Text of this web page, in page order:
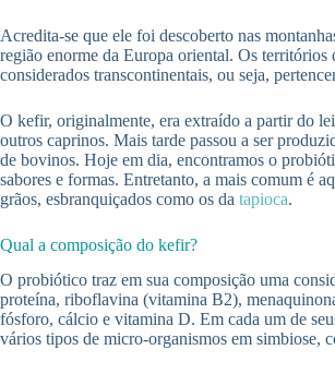
Acredita-se que ele foi descoberto nas
região enorme da Europa oriental. Os territórios
considerados transcontinentais, ou seja,
O kefir, originalmente, era extraído a partir do
outros caprinos. Mais tarde passou a ser
de bovinos. Hoje em dia, encontramos o
sabores e formas. Entretanto, a mais comum é
grãos, esbranquiçados como os da tapioca.
Qual a composição do kefir?
O probiótico traz em sua composição uma
proteína, riboflavina (vitamina B2),
fósforo, cálcio e vitamina D. Em cada um de
vários tipos de micro-organismos em simbiose,